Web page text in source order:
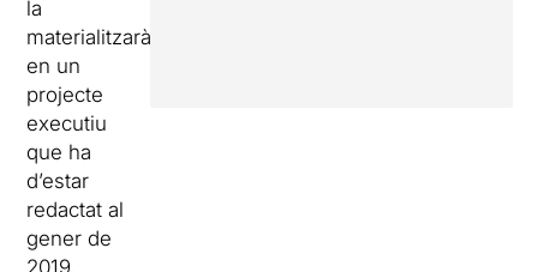
la
materialitzarà
en un
projecte
executiu
que ha
d’estar
redactat al
gener de
2019.